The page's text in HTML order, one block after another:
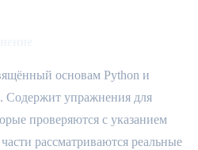
основам Python и
Содержит упражнения для
проверяются с указанием
рассматриваются реальные